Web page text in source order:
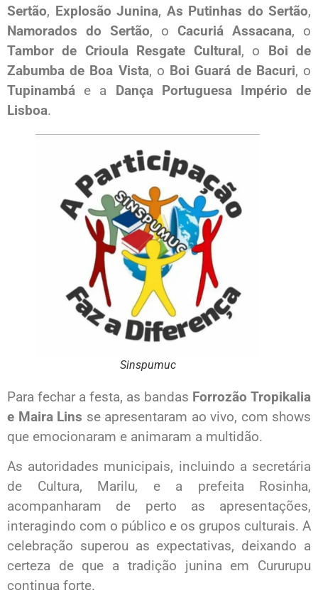
Sertão, Explosão Junina, As Putinhas do Sertão,
Namorados do Sertão, o Cacuriá Assacana, o
Tambor de Crioula Resgate Cultural, o Boi de
Zabumba de Boa Vista, o Boi Guará de Bacuri, o
Tupinambá e a Dança Portuguesa Império de
Lisboa.
Sinspumuc
Para fechar a festa, as bandas Forrozão Tropikalia
e Maira Lins se apresentaram ao vivo, com shows
que emocionaram e animaram a multidão.
As autoridades municipais, incluindo a secretária
de Cultura, Marilu, e a prefeita Rosinha,
acompanharam de perto as apresentações,
interagindo com o público e os grupos culturais. A
celebração superou as expectativas, deixando a
certeza de que a tradição junina em Cururupu
continua forte.